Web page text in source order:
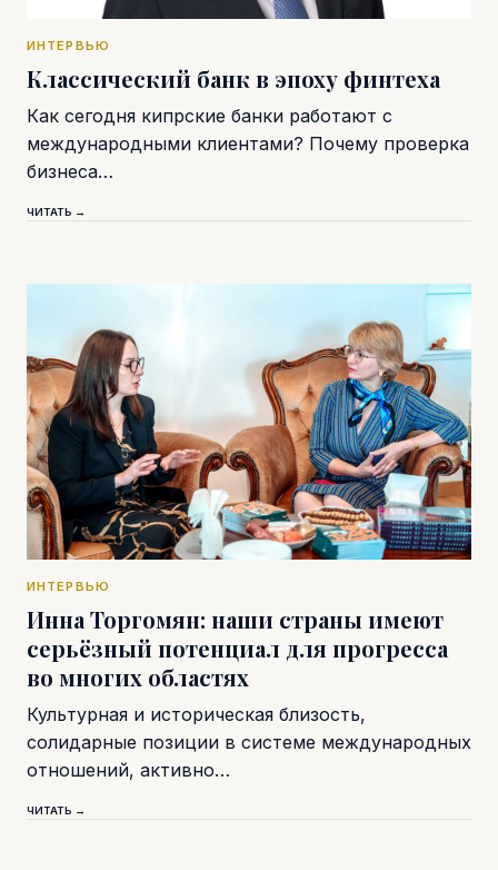
ИНТЕРВЬЮ
Классический банк в эпоху финтеха
Как сегодня кипрские банки работают с
международными клиентами? Почему проверка
бизнеса…
ЧИТАТЬ →
ИНТЕРВЬЮ
Инна Торгомян: наши страны имеют
серьёзный потенциал для прогресса
во многих областях
Культурная и историческая близость,
солидарные позиции в системе международных
отношений, активно…
ЧИТАТЬ →